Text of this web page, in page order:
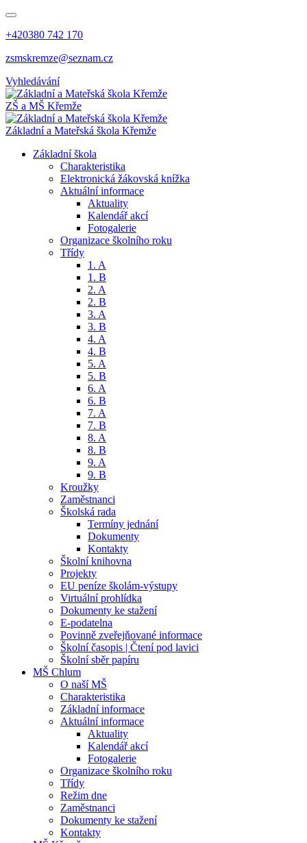
+420380 742 170
zsmskremze@seznam.cz
Vyhledávání
ZŠ a MŠ Křemže
Základní a Mateřská škola Křemže
Základní škola
Charakteristika
Elektronická žákovská knížka
Aktuální informace
Aktuality
Kalendář akcí
Fotogalerie
Organizace školního roku
Třídy
1. A
1. B
2. A
2. B
3. A
3. B
4. A
4. B
5. A
5. B
6. A
6. B
7. A
7. B
8. A
8. B
9. A
9. B
Kroužky
Zaměstnanci
Školská rada
Termíny jednání
Dokumenty
Kontakty
Školní knihovna
Projekty
EU peníze školám-výstupy
Virtuální prohlídka
Dokumenty ke stažení
E-podatelna
Povinně zveřejňované informace
Školní časopis | Čtení pod lavici
Školní sběr papíru
MŠ Chlum
O naší MŠ
Charakteristika
Základní informace
Aktuální informace
Aktuality
Kalendář akcí
Fotogalerie
Organizace školního roku
Třídy
Režim dne
Zaměstnanci
Dokumenty ke stažení
Kontakty